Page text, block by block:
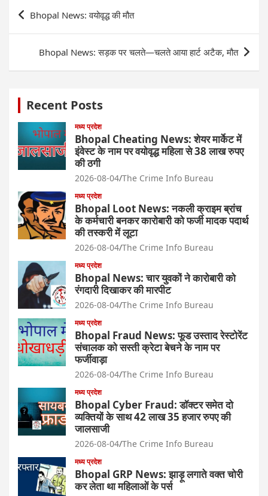
Post
navigation
Bhopal News: वयोवृद्ध की मौत
Bhopal News: सड़क पर चलते—चलते आया हार्ट अटैक, मौत
Recent Posts
मध्य प्रदेश
Bhopal Cheating News: शेयर मार्केट में
इंवेस्ट के नाम पर वयोवृद्ध महिला से 38 लाख रुपए
की ठगी
2026-08-04 The Crime Info Bureau
मध्य प्रदेश
Bhopal Loot News: नकली क्राइम ब्रांच
के कर्मचारी बनकर कारोबारी को फर्जी मादक पदार्थ
की तस्करी में लूटा
2026-08-04 The Crime Info Bureau
मध्य प्रदेश
Bhopal News: चार युवकों ने कारोबारी को
रंगदारी दिखाकर की मारपीट
2026-08-04 The Crime Info Bureau
मध्य प्रदेश
Bhopal Fraud News: फूड उस्ताद रेस्टोरेंट
संचालक को सस्ती क्रेटा बेचने के नाम पर
फर्जीवाड़ा
2026-08-04 The Crime Info Bureau
मध्य प्रदेश
Bhopal Cyber Fraud: डॉक्टर समेत दो
व्यक्तियों के साथ 42 लाख 35 हजार रुपए की
जालसाजी
2026-08-04 The Crime Info Bureau
मध्य प्रदेश
Bhopal GRP News: झाड़ू लगाते वक्त चोरी
कर लेता था महिलाओं के पर्स